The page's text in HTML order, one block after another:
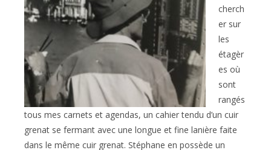
cherch
er sur
les
étagèr
es où
sont
rangés
tous mes carnets et agendas, un cahier tendu d’un cuir
grenat se fermant avec une longue et fine lanière faite
dans le même cuir grenat. Stéphane en possède un